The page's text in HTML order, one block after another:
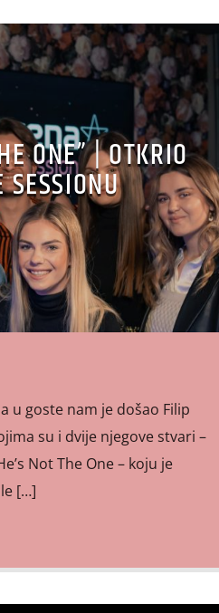
ONE” | OTKRIO
u goste nam je došao Filip
su i dvije njegove stvari –
Not The One – koju je
[…]